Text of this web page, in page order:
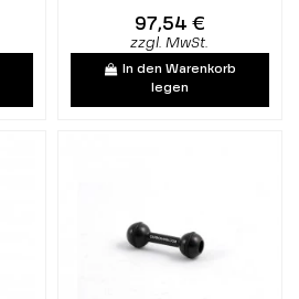
97,54 €
zzgl. MwSt.
In den Warenkorb
legen